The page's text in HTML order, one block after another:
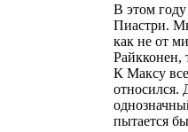
В этом году
Пиастри.
как не от
Райкконен,
К Максу
относился.
пытается